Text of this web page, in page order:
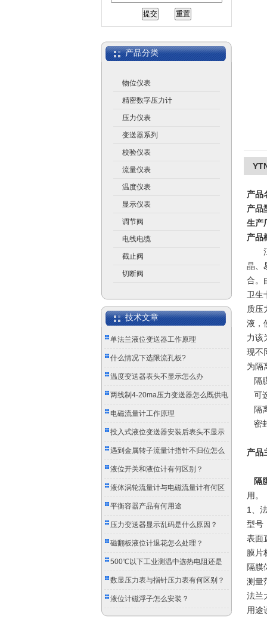
产品分类
物位仪表
精密数字压力计
压力仪表
变送器系列
校验仪表
流量仪表
温度仪表
显示仪表
调节阀
电线电缆
截止阀
切断阀
技术文章
单法兰液位变送器工作原理
什么情况下选限流孔板?
温度变送器表头不显示怎么办
两线制4-20ma压力变送器怎么既供电
又传信号？
电磁流量计工作原理
投入式液位变送器安装后表头不显示
怎么办？
遇到金属转子流量计指针不归位怎么
办？
液位开关和液位计有何区别？
液体涡轮流量计与电磁流量计有何区
别？
平衡容器产品有何用途
压力变送器显示乱码是什么原因？
磁翻板液位计退花怎么处理？
500℃以下工业测温中选热电阻还是
双金属温度计？
数显压力表与指针压力表有何区别？
液位计磁浮子怎么安装？
产品
产品
生产
产品
江
晶、
合。
卫生
质压
液，
力该
现不
为隔
隔
可
隔
密
产品
隔
用。
1、
型号
表面
膜片
隔膜
测量
法兰
用途